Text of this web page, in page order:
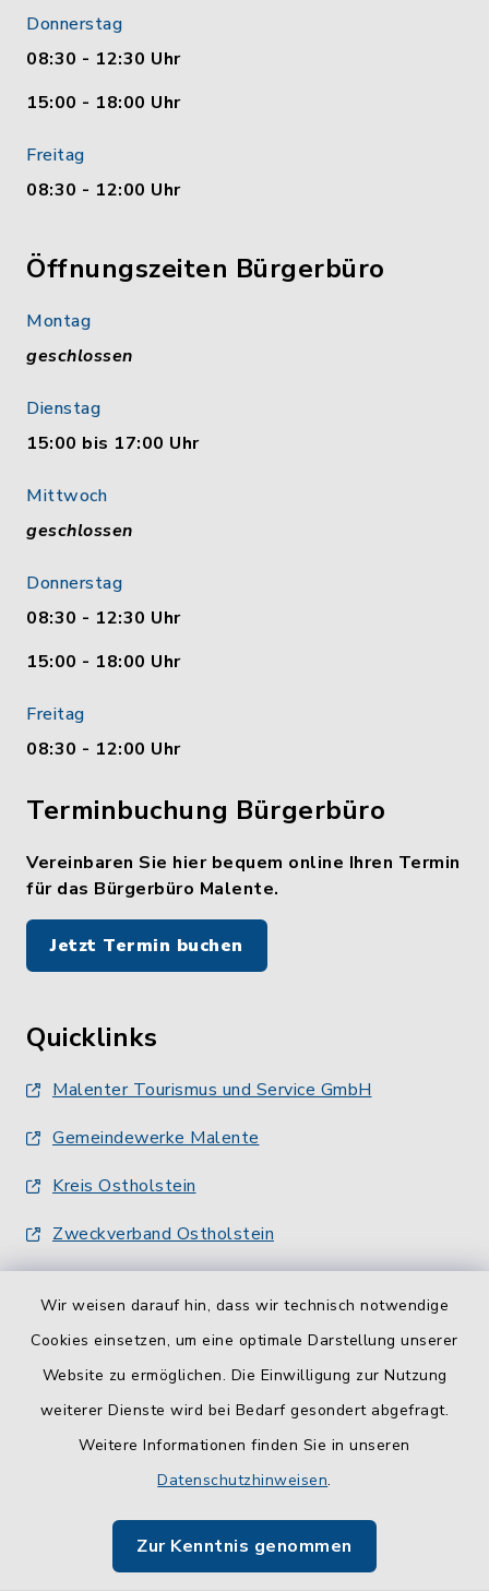
Wir weisen darauf hin, dass wir technisch notwendige
Cookies einsetzen, um eine optimale Darstellung unserer
Website zu ermöglichen. Die Einwilligung zur Nutzung
weiterer Dienste wird bei Bedarf gesondert abgefragt.
Weitere Informationen finden Sie in unseren
Datenschutzhinweisen.
Zur Kenntnis genommen
Donnerstag
08:30 - 12:30 Uhr
15:00 - 18:00 Uhr
Freitag
08:30 - 12:00 Uhr
Öffnungszeiten Bürgerbüro
Montag
geschlossen
Dienstag
15:00 bis 17:00 Uhr
Mittwoch
geschlossen
Donnerstag
08:30 - 12:30 Uhr
15:00 - 18:00 Uhr
Freitag
08:30 - 12:00 Uhr
Terminbuchung Bürgerbüro
Vereinbaren Sie hier bequem online Ihren Termin
für das Bürgerbüro Malente.
Jetzt Termin buchen
Quicklinks
Malenter Tourismus und Service GmbH
Gemeindewerke Malente
Kreis Ostholstein
Zweckverband Ostholstein
Barrierefreiheit
Impressum